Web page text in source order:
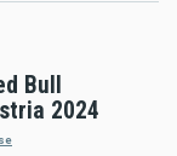
Bull
2024